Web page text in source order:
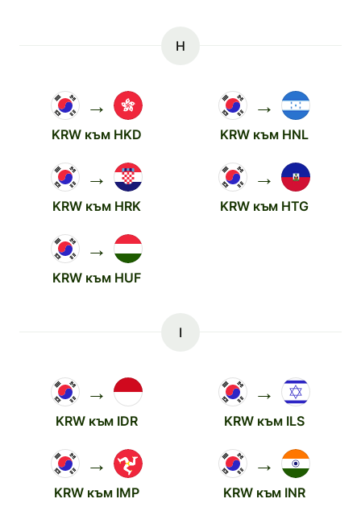
H
→
KRW към HKD
→
KRW към HNL
→
KRW към HRK
→
KRW към HTG
→
KRW към HUF
I
→
KRW към IDR
→
KRW към ILS
→
KRW към IMP
→
KRW към INR